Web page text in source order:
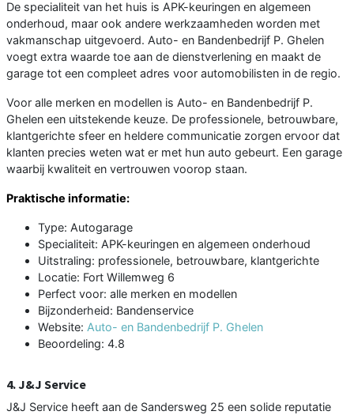
De specialiteit van het huis is APK-keuringen en algemeen
onderhoud, maar ook andere werkzaamheden worden met
vakmanschap uitgevoerd. Auto- en Bandenbedrijf P. Ghelen
voegt extra waarde toe aan de dienstverlening en maakt de
garage tot een compleet adres voor automobilisten in de regio.
Voor alle merken en modellen is Auto- en Bandenbedrijf P.
Ghelen een uitstekende keuze. De professionele, betrouwbare,
klantgerichte sfeer en heldere communicatie zorgen ervoor dat
klanten precies weten wat er met hun auto gebeurt. Een garage
waarbij kwaliteit en vertrouwen voorop staan.
Praktische informatie:
Type: Autogarage
Specialiteit: APK-keuringen en algemeen onderhoud
Uitstraling: professionele, betrouwbare, klantgerichte
Locatie: Fort Willemweg 6
Perfect voor: alle merken en modellen
Bijzonderheid: Bandenservice
Website: Auto- en Bandenbedrijf P. Ghelen
Beoordeling: 4.8
4. J&J Service
J&J Service heeft aan de Sandersweg 25 een solide reputatie